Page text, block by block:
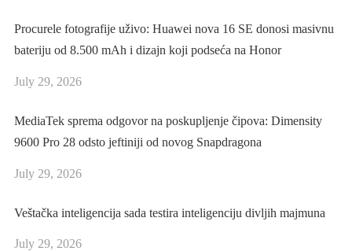
Procurele fotografije uživo: Huawei nova 16 SE donosi masivnu
bateriju od 8.500 mAh i dizajn koji podseća na Honor
July 29, 2026
MediaTek sprema odgovor na poskupljenje čipova: Dimensity
9600 Pro 28 odsto jeftiniji od novog Snapdragona
July 29, 2026
Veštačka inteligencija sada testira inteligenciju divljih majmuna
July 29, 2026